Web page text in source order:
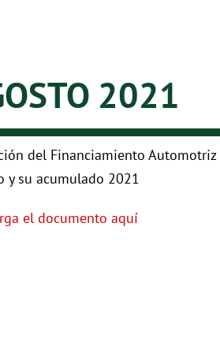
2021
del Financiamiento Automotriz
y su acumulado 2021
el documento aquí